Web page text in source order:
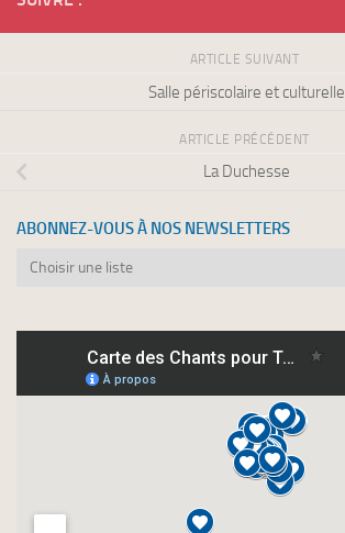
ARTICLE SUIVANT
Salle périscolaire et culturelle
ARTICLE PRÉCÉDENT
La Duchesse
ABONNEZ-VOUS À NOS NEWSLETTERS
Abonnez-
newsletters